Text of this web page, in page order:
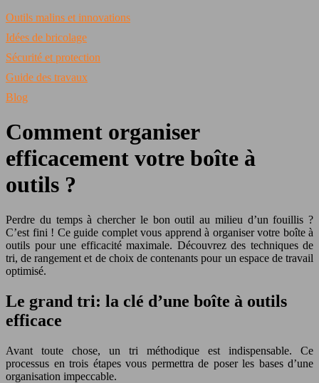
Outils malins et innovations
Idées de bricolage
Sécurité et protection
Guide des travaux
Blog
Comment organiser
efficacement votre boîte à
outils ?
Perdre du temps à chercher le bon outil au milieu d’un fouillis ?
C’est fini ! Ce guide complet vous apprend à organiser votre boîte à
outils pour une efficacité maximale. Découvrez des techniques de
tri, de rangement et de choix de contenants pour un espace de travail
optimisé.
Le grand tri: la clé d’une boîte à outils
efficace
Avant toute chose, un tri méthodique est indispensable. Ce
processus en trois étapes vous permettra de poser les bases d’une
organisation impeccable.